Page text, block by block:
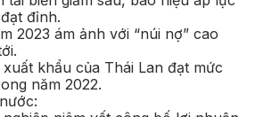
đỉnh.
2023 ám ảnh với “núi nợ” cao
xuất khẩu của Thái Lan đạt mức
năm 2022.